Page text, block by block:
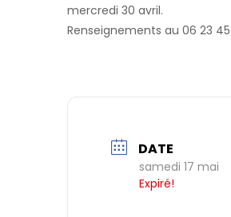
mercredi 30 avril.
Renseignements au 06 23
DATE
samedi 17 mai
Expiré!